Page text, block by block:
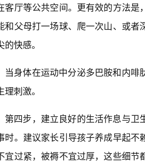
客厅等公共空间。更有效的方法
和父母打一场球、爬一次山、或
的快感。
当身体在运动中分泌多巴胺和内
理刺激。
第四步，建立良好的生活作息与
时。建议家长引导孩子养成早起
宜过紧，被褥不宜过厚，这些细